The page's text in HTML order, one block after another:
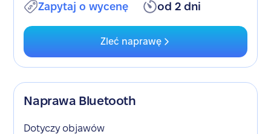
Zapytaj o wycenę od 2 dni
Zleć naprawę
Naprawa Bluetooth
Dotyczy objawów